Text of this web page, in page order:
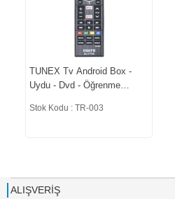
TUNEX Tv Android Box -
Uydu - Dvd - Öğrenme
003
Stok Kodu : TR-003
ALIŞVERİŞ